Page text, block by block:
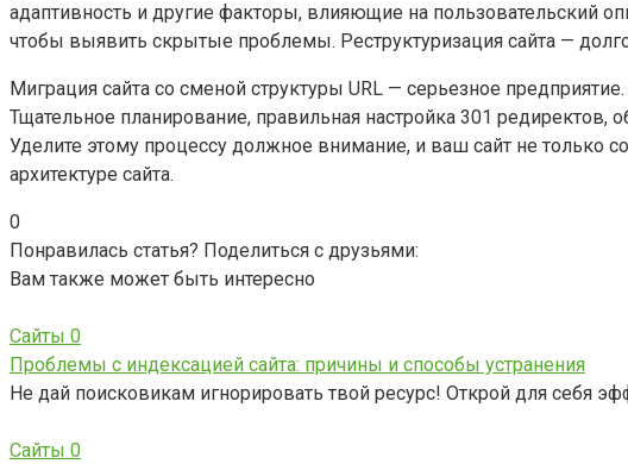
адаптивность и другие факторы, влияющие на пользовательский
чтобы выявить скрытые проблемы. Реструктуризация сайта —
Миграция сайта со сменой структуры URL — серьезное
Тщательное планирование, правильная настройка 301
Уделите этому процессу должное внимание, и ваш сайт не только
архитектуре сайта.
0
Понравилась статья? Поделиться с друзьями:
Вам также может быть интересно
Сайты 0
Проблемы с индексацией сайта: причины и способы устранения
Не дай поисковикам игнорировать твой ресурс! Открой для себя
Сайты 0